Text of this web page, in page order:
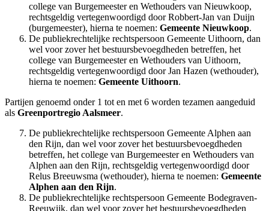
college van Burgemeester en Wethouders van Nieuwkoop,
rechtsgeldig vertegenwoordigd door Robbert-Jan van Duijn
(burgemeester), hierna te noemen: Gemeente Nieuwkoop.
De publiekrechtelijke rechtspersoon Gemeente Uithoorn, dan
wel voor zover het bestuursbevoegdheden betreffen, het
college van Burgemeester en Wethouders van Uithoorn,
rechtsgeldig vertegenwoordigd door Jan Hazen (wethouder),
hierna te noemen: Gemeente Uithoorn.
Partijen genoemd onder 1 tot en met 6 worden tezamen aangeduid
als Greenportregio Aalsmeer.
De publiekrechtelijke rechtspersoon Gemeente Alphen aan
den Rijn, dan wel voor zover het bestuursbevoegdheden
betreffen, het college van Burgemeester en Wethouders van
Alphen aan den Rijn, rechtsgeldig vertegenwoordigd door
Relus Breeuwsma (wethouder), hierna te noemen: Gemeente
Alphen aan den Rijn.
De publiekrechtelijke rechtspersoon Gemeente Bodegraven-
Reeuwijk, dan wel voor zover het bestuursbevoegdheden